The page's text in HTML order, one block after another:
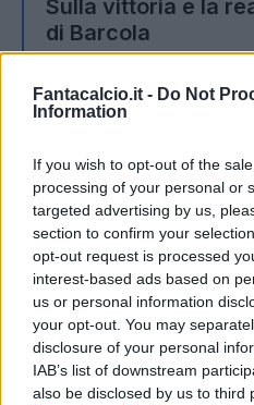
Fantacalcio.it - Do Not
Information
If you wish to opt-out of the
processing of your personal or
targeted advertising by us,
section to confirm your
opt-out request is processed
interest-based ads based on
us or personal information
your opt-out. You may
disclosure of your personal
IAB’s list of downstream
also be disclosed by us to third
Sulla vittoria e la
di Barcola
"Grande reazione,
la partita che
possibilità di fare
importante era stare
tensione era alta,
alla follia, ma noi
Le difficoltà maggiori
dentro noi stessi".
Differenze rispetto